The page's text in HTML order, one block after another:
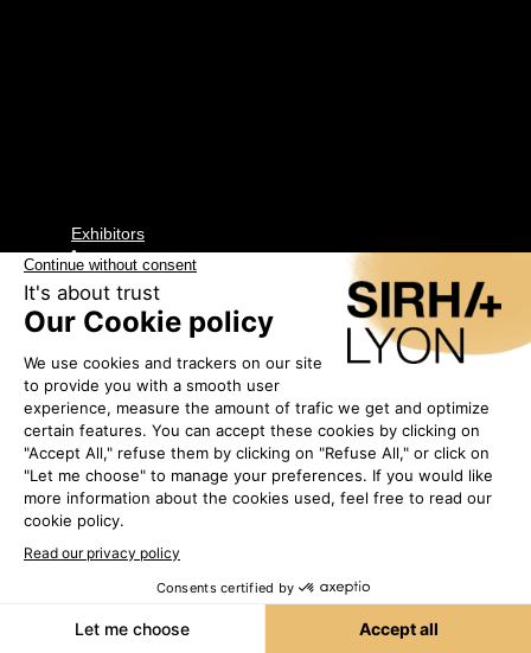
Exhibitors
•
CONSORZIO
PARMIGIANO
REGGIANO